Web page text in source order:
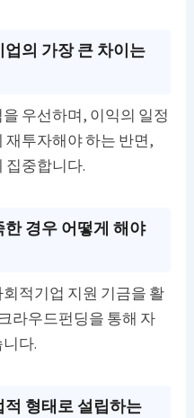
업의 가장 큰 차이는
우선하며, 이익의 일정
재투자해야 하는 반면,
집중합니다.
한 경우 어떻게 해야
적기업 지원 기금을 활
라우드펀딩을 통해 자
다.
적 형태로 설립하는